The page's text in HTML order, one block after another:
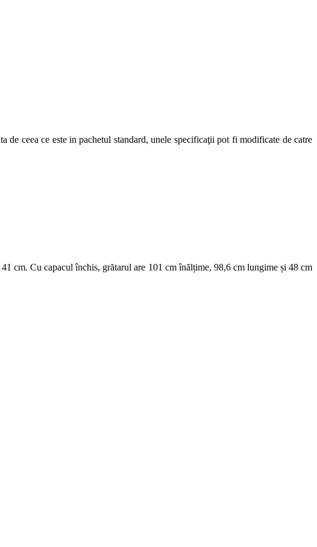
ceea ce este in pachetul standard, unele specificaţii pot fi modificate de catre
cm. Cu capacul închis, grătarul are 101 cm înălțime, 98,6 cm lungime și 48 cm